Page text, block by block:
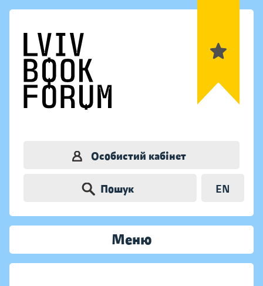
Особистий кабінет
Пошук EN
Меню